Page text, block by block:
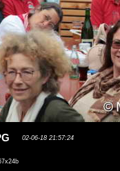
02-06-18 21:57:24